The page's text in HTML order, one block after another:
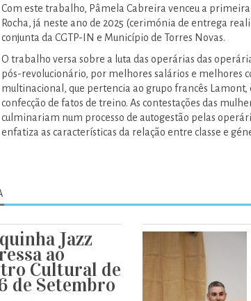
Com este trabalho, Pâmela Cabreira venceu a primeira
Rocha, já neste ano de 2025 (cerimónia de entrega
conjunta da CGTP-IN e Município de Torres Novas.
O trabalho versa sobre a luta das operárias das
pós-revolucionário, por melhores salários e melhores
multinacional, que pertencia ao grupo francês Lamont,
confecção de fatos de treino. As contestações das
culminariam num processo de autogestão pelas
enfatiza as características da relação entre classe e
Jazz
ao
Cultural de
de Setembro